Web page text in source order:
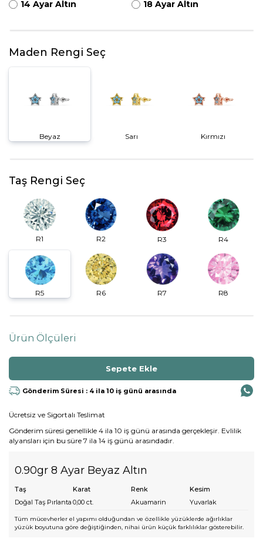
14 Ayar Altın 18 Ayar Altın
Maden Rengi Seç
Beyaz Sarı Kırmızı
Taş Rengi Seç
R1 R2 R3 R4
R5 R6 R7 R8
Ürün Ölçüleri
Gönderim Süresi : 4 ila 10 iş günü arasında
Ücretsiz ve Sigortalı Teslimat
Gönderim süresi genellikle 4 ila 10 iş günü arasında gerçekleşir. Evlilik
alyansları için bu süre 7 ila 14 iş günü arasındadır.
0.90gr 8 Ayar Beyaz Altın
Taş Karat Renk
Kesim
Doğal Taş Pırlanta 0,00 ct. Akuamarin Yuvarlak
Tüm mücevherler el yapımı olduğundan ve özellikle yüzüklerde ağırlıklar
yüzük boyutuna göre değiştiğinden, nihai ürün küçük farklılıklar gösterebilir.